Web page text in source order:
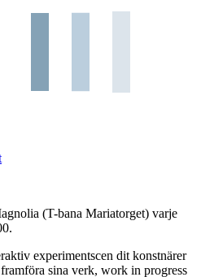
(T-bana Mariatorget) varje
experimentscen dit konstnärer
sina verk, work in progress